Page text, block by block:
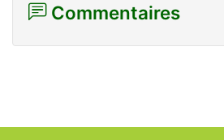
Commentaires